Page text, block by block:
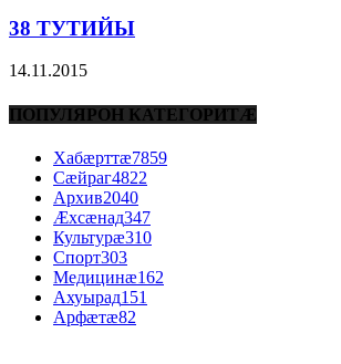
38 ТУТИЙЫ
14.11.2015
ПОПУЛЯРОН КАТЕГОРИТÆ
Хабæрттæ7859
Сæйраг4822
Архив2040
Æхсæнад347
Культурæ310
Спорт303
Медицинæ162
Ахуырад151
Арфæтæ82